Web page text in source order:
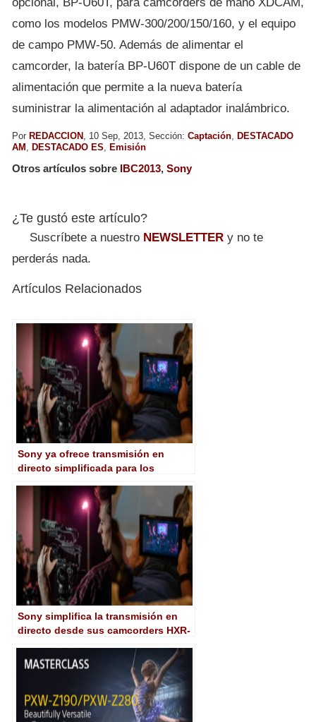
como los modelos PMW-300/200/150/160, y el equipo
de campo PMW-50. Además de alimentar el
camcorder, la batería BP-U60T dispone de un cable de
alimentación que permite a la nueva batería
suministrar la alimentación al adaptador inalámbrico.
Por REDACCION , 10 Sep, 2013, Sección: Captación, DESTACADO
AM , DESTACADO ES, Emisión
Otros artículos sobre IBC2013, Sony
¿Te gustó este artículo?
Suscríbete a nuestro NEWSLETTER y no te
perderás nada.
Artículos Relacionados
Sony ya ofrece transmisión en
directo simplificada para los
Sony simplifica la transmisión en
directo desde sus camcorders HXR-